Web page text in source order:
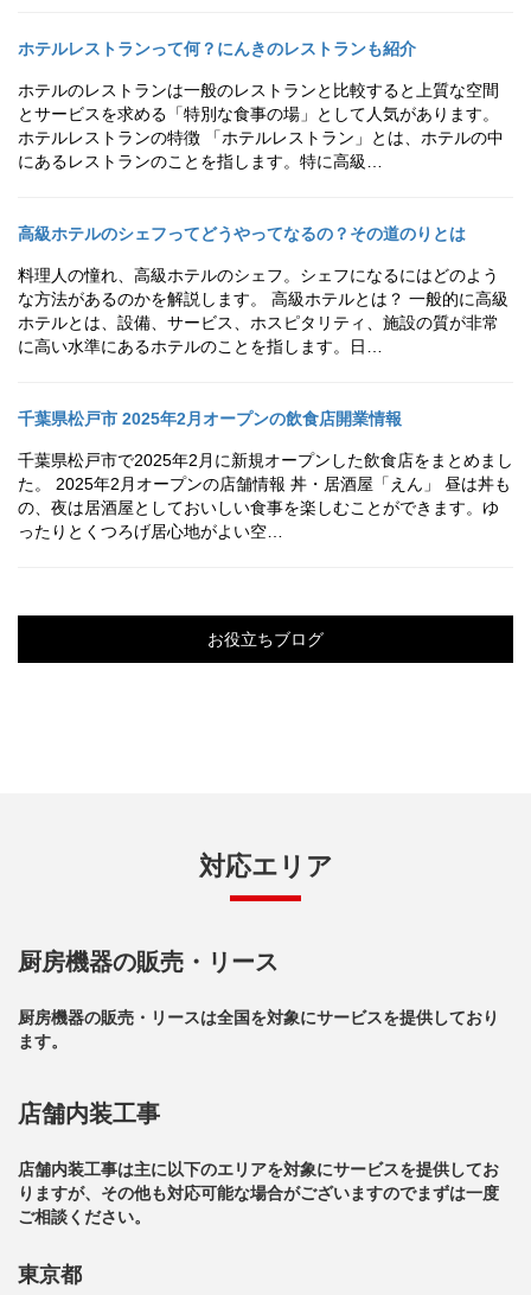
ホテルレストランって何？にんきのレストランも紹介
ホテルのレストランは一般のレストランと比較すると上質な空間
とサービスを求める「特別な食事の場」として人気があります。
ホテルレストランの特徴 「ホテルレストラン」とは、ホテルの中
にあるレストランのことを指します。特に高級…
高級ホテルのシェフってどうやってなるの？その道のりとは
料理人の憧れ、高級ホテルのシェフ。シェフになるにはどのよう
な方法があるのかを解説します。 高級ホテルとは？ 一般的に高級
ホテルとは、設備、サービス、ホスピタリティ、施設の質が非常
に高い水準にあるホテルのことを指します。日…
千葉県松戸市 2025年2月オープンの飲食店開業情報
千葉県松戸市で2025年2月に新規オープンした飲食店をまとめまし
た。 2025年2月オープンの店舗情報 丼・居酒屋「えん」 昼は丼も
の、夜は居酒屋としておいしい食事を楽しむことができます。ゆ
ったりとくつろげ居心地がよい空…
お役立ちブログ
対応エリア
厨房機器の販売・リース
厨房機器の販売・リースは全国を対象にサービスを提供しており
ます。
店舗内装工事
店舗内装工事は主に以下のエリアを対象にサービスを提供してお
りますが、その他も対応可能な場合がございますのでまずは一度
ご相談ください。
東京都